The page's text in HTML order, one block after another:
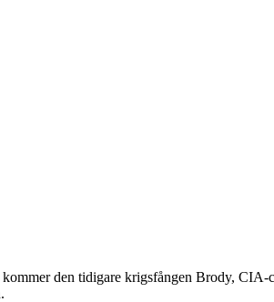
den tidigare krigsfången Brody,